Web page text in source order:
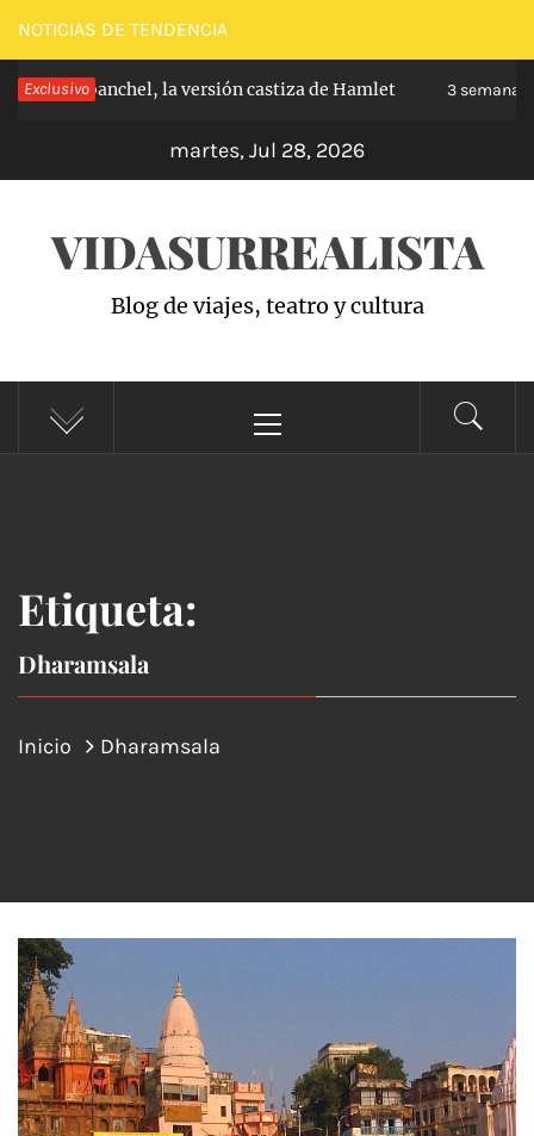
Saltar
al
contenido
NOTICIAS DE TENDENCIA
Exclusivo
de Carabanchel, la versión castiza de Hamlet 3 semanas
martes, Jul 28, 2026
VIDASURREALISTA
Blog de viajes, teatro y cultura
principal
Etiqueta:
Dharamsala
Inicio Dharamsala